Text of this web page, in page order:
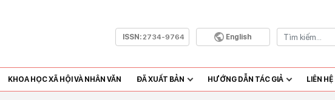
ISSN:2734-9764 English
KHOA HỌC XÃ HỘI VÀ NHÂN VĂN ĐÃ XUẤT BẢN HƯỚNG DẪN TÁC GIẢ LIÊN HỆ